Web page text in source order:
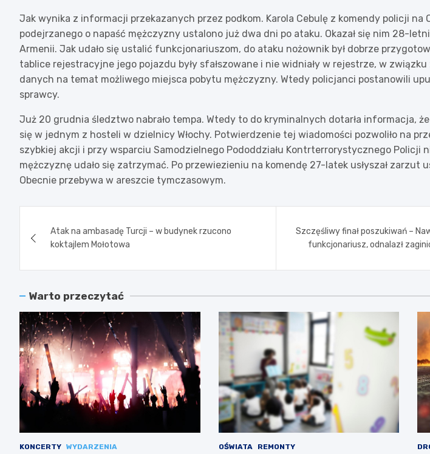
Jak wynika z informacji przekazanych przez podkom. Karola Cebulę z komendy policji na
podejrzanego o napaść mężczyzny ustalono już dwa dni po ataku. Okazał się nim 28-
Armenii. Jak udało się ustalić funkcjonariuszom, do ataku nożownik był dobrze
tablice rejestracyjne jego pojazdu były sfałszowane i nie widniały w rejestrze, w związku
danych na temat możliwego miejsca pobytu mężczyzny. Wtedy policjanci postanowili
sprawcy.
Już 20 grudnia śledztwo nabrało tempa. Wtedy to do kryminalnych dotarła informacja,
się w jednym z hosteli w dzielnicy Włochy. Potwierdzenie tej wiadomości pozwoliło na
szybkiej akcji i przy wsparciu Samodzielnego Pododdziału Kontrterrorystycznego Policji
mężczyznę udało się zatrzymać. Po przewiezieniu na komendę 27-latek usłyszał zarzut
Obecnie przebywa w areszcie tymczasowym.
wpisu
Atak na ambasadę Turcji – w budynek rzucono
koktajlem Mołotowa
Szczęśliwy finał poszukiwań –
funkcjonariusz, odnalazł
Warto przeczytać
KONCERTY WYDARZENIA OŚWIATA REMONTY